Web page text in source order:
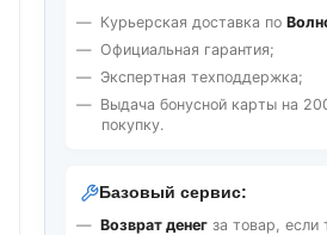
Курьерская доставка по
Официальная гарантия;
Экспертная техподдержка;
Выдача бонусной карты на
покупку.
Базовый сервис:
Возврат денег за товар, если